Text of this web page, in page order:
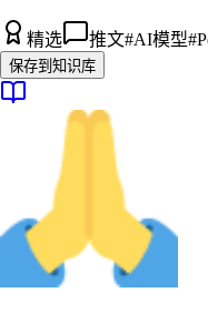
精选 推文#AI模型#
保存到知识库